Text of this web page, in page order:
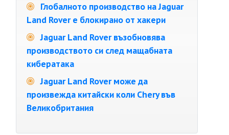
Глобалното производство на Jaguar
Land Rover е блокирано от хакери
Jaguar Land Rover възобновява
производството си след мащабната
кибератака
Jaguar Land Rover може да
произвежда китайски коли Chery във
Великобритания